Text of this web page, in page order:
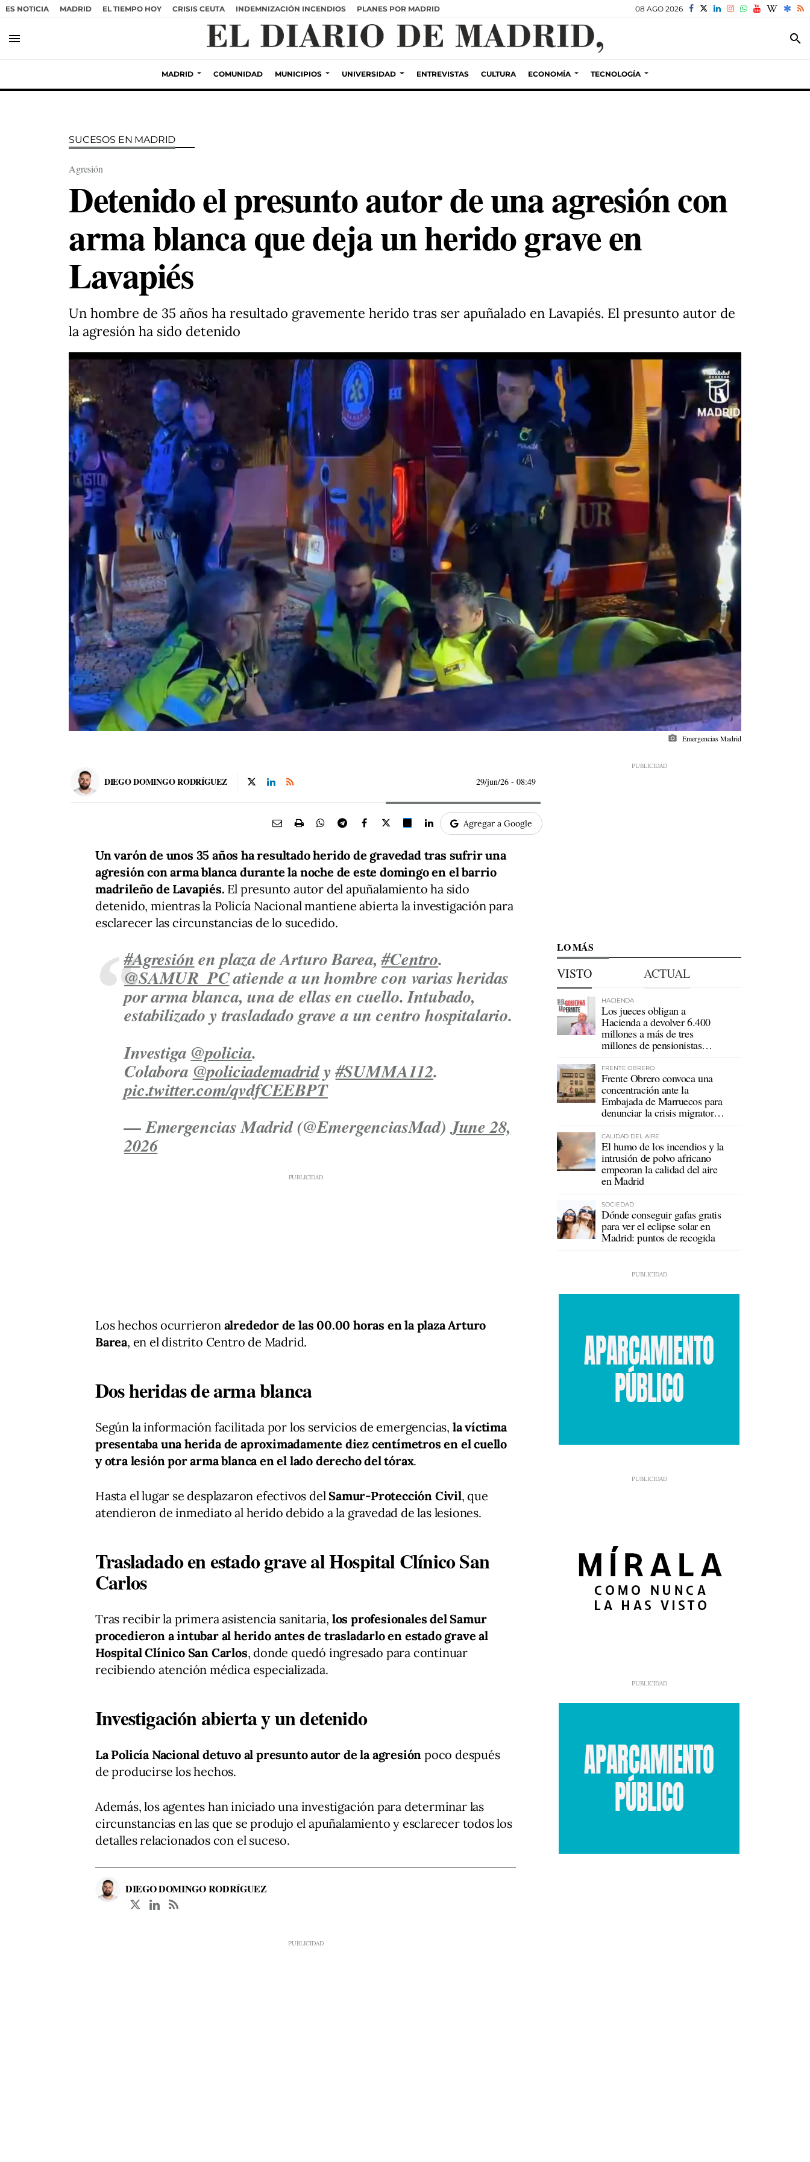
ES NOTICIA MADRID EL TIEMPO HOY CRISIS CEUTA INDEMNIZACIÓN INCENDIOS PLANES POR MADRID 08 AGO 2026
menu search
MADRID COMUNIDAD MUNICIPIOS UNIVERSIDAD ENTREVISTAS CULTURA ECONOMÍA TECNOLOGÍA
SUCESOS EN MADRID
Agresión
Detenido el presunto autor de una agresión con
arma blanca que deja un herido grave en
Lavapiés
Un hombre de 35 años ha resultado gravemente herido tras ser apuñalado en Lavapiés. El presunto autor de
la agresión ha sido detenido
photo_camera Emergencias Madrid
DIEGO DOMINGO RODRÍGUEZ 29/jun/26 - 08:49
Agregar a Google
Un varón de unos 35 años ha resultado herido de gravedad tras sufrir una
agresión con arma blanca durante la noche de este domingo en el barrio
madrileño de Lavapiés. El presunto autor del apuñalamiento ha sido
detenido, mientras la Policía Nacional mantiene abierta la investigación para
esclarecer las circunstancias de lo sucedido.
#Agresión en plaza de Arturo Barea,#Centro.
@SAMUR_PCatiende a un hombre con varias heridas
por arma blanca, una de ellas en cuello. Intubado,
estabilizado y trasladado grave a un centro hospitalario.
Investiga @policia.
Colabora @policiademadridy#SUMMA112.
pic.twitter.com/qvdfCEEBPT
— Emergencias Madrid (@EmergenciasMad)June 28,
2026
Los hechos ocurrieron alrededor de las 00.00 horas en la plaza Arturo
Barea, en el distrito Centro de Madrid.
Dos heridas de arma blanca
Según la información facilitada por los servicios de emergencias, la víctima
presentaba una herida de aproximadamente diez centímetros en el cuello
y otra lesión por arma blanca en el lado derecho del tórax.
Hasta el lugar se desplazaron efectivos delSamur-Protección Civil, que
atendieron de inmediato al herido debido a la gravedad de las lesiones.
Trasladado en estado grave al Hospital Clínico San
Carlos
Tras recibir la primera asistencia sanitaria, los profesionales del Samur
procedieron a intubar al herido antes de trasladarlo en estado grave al
Hospital Clínico San Carlos, donde quedó ingresado para continuar
recibiendo atención médica especializada.
Investigación abierta y un detenido
La Policía Nacional detuvo al presunto autor de la agresión poco después
de producirse los hechos.
Además, los agentes han iniciado una investigación para determinar las
circunstancias en las que se produjo el apuñalamiento y esclarecer todos los
detalles relacionados con el suceso.
DIEGO DOMINGO RODRÍGUEZ
LO MÁS
VISTO ACTUAL
HACIENDA
Los jueces obligan a
Hacienda a devolver 6.400
millones a más de tres
millones de pensionistas
FRENTE OBRERO
Frente Obrero convoca una
concentración ante la
Embajada de Marruecos para
denunciar la crisis migratoria
CALIDAD DEL AIRE
El humo de los incendios y la
intrusión de polvo africano
empeoran la calidad del aire
en Madrid
SOCIEDAD
Dónde conseguir gafas gratis
para ver el eclipse solar en
Madrid: puntos de recogida